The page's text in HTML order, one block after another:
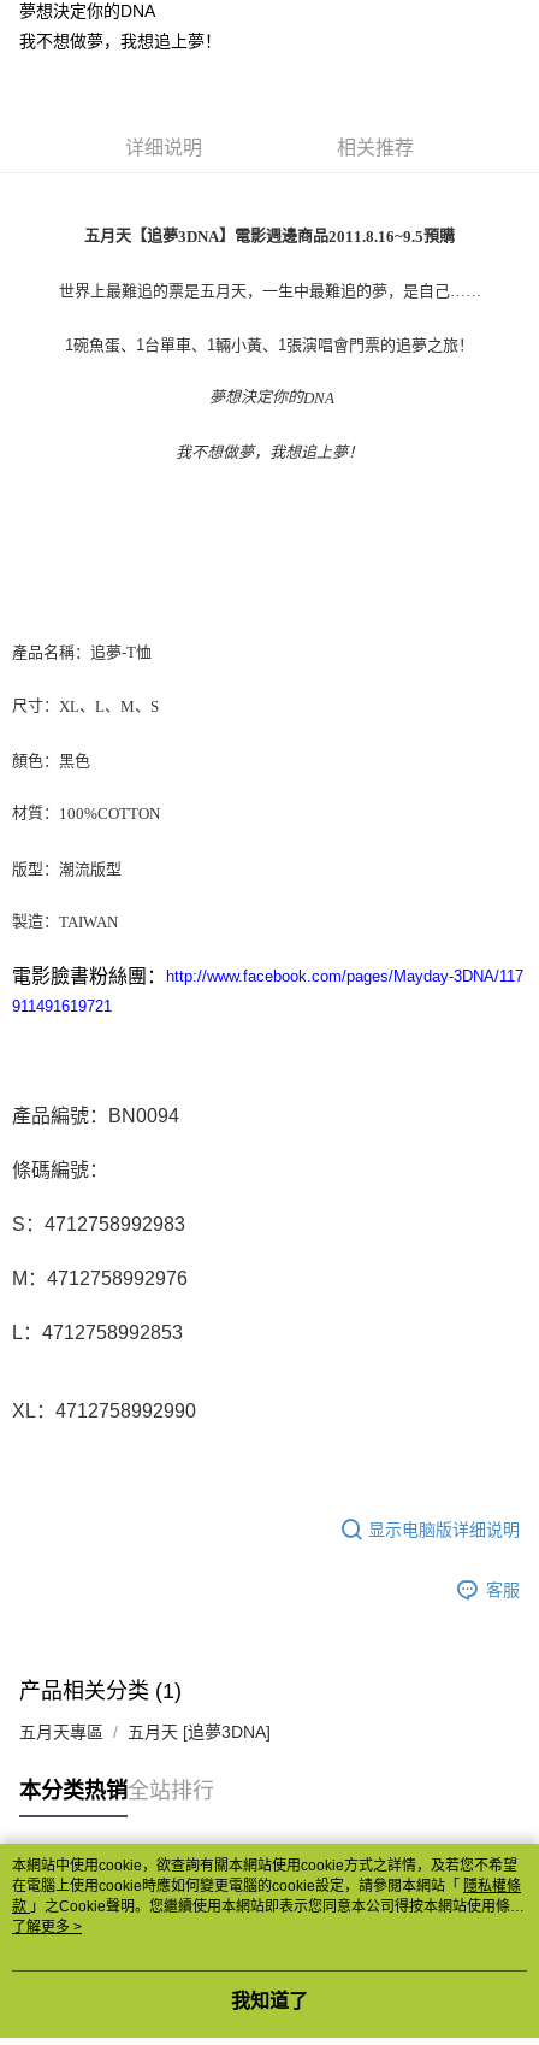
Google Pay
付款後全家取貨
每笔NT$65，满NT$1,000(含以上)免运费
夢想決定你的DNA
我不想做夢，我想追上夢！
详细说明 相关推荐
五月天【追夢3DNA】電影週邊商品2011.8.16~9.5預購
世界上最難追的票是五月天，一生中最難追的夢，是自己……
1碗魚蛋、 1 台單車、 1輛小黃、 1張演唱會門票的追夢之旅！
夢想決定你的DNA
我不想做夢，我想追上夢！
產品名稱：追夢-T恤
尺寸： XL、 L、 M、 S
顏色：黑色
材質： 100%COTTON
版型：潮流版型
製造： TAIWAN
電影臉書粉絲團： http://www.facebook.com/pages/Mayday-3DNA/117
911491619721
產品編號：BN0094
條碼編號：
S：4712758992983
M：4712758992976
L：4712758992853
XL：4712758992990
显示电脑版详细说明
客服
产品相关分类 (1)
五月天專區 五月天 [追夢3DNA]
本分类热销全站排行
热门标签
本網站中使用cookie，欲查詢有關本網站使用cookie方式之詳情，及若您不希望
在電腦上使用cookie時應如何變更電腦的cookie設定，請參閱本網站「 隱私權條
款 」之Cookie聲明。您繼續使用本網站即表示您同意本公司得按本網站使用條款
之Cookie聲明使用cookie。
了解更多 >
我知道了